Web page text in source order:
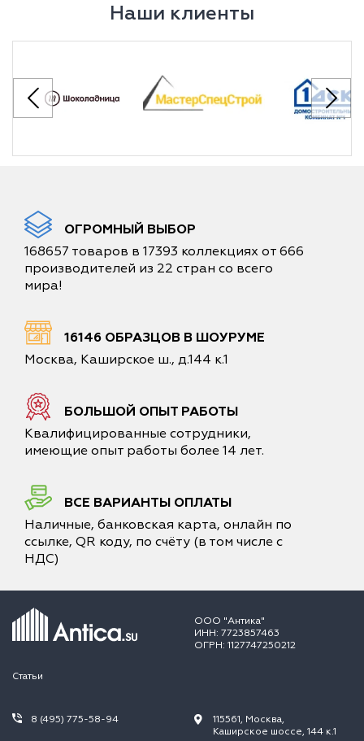
Наши клиенты
ОГРОМНЫЙ ВЫБОР
168657 товаров в 17393 коллекциях от 666
производителей из 22 стран со всего
мира!
16146 ОБРАЗЦОВ В ШОУРУМЕ
Москва, Каширское ш., д.144 к.1
БОЛЬШОЙ ОПЫТ РАБОТЫ
Квалифицированные сотрудники,
имеющие опыт работы более 14 лет.
ВСЕ ВАРИАНТЫ ОПЛАТЫ
Наличные, банковская карта, онлайн по
ссылке, QR коду, по счёту (в том числе с
НДС)
ООО "Антика"
ИНН: 7723857463
ОГРН: 1127747250212
Статьи
8 (495) 775-58-94
115561, Москва,
Каширское шоссе, 144 к.1